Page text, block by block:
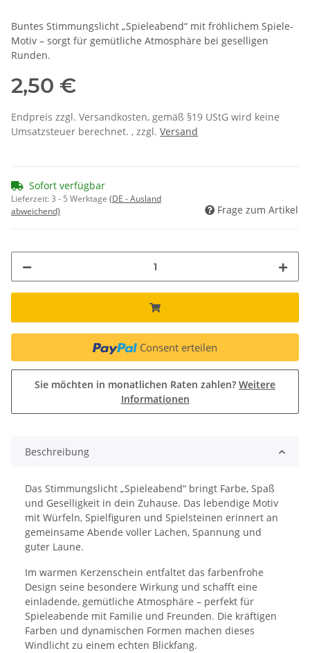
Buntes Stimmungslicht „Spieleabend“ mit fröhlichem Spiele-
Motiv – sorgt für gemütliche Atmosphäre bei geselligen
Runden.
2,50 €
Endpreis zzgl. Versandkosten, gemäß §19 UStG wird keine
Umsatzsteuer berechnet. , zzgl. Versand
Sofort verfügbar
Lieferzeit:3 - 5 Werktage (DE - Ausland
abweichend)
Frage zum Artikel
Consent erteilen
Sie möchten in monatlichen Raten zahlen? Weitere
Informationen
Beschreibung
Das Stimmungslicht „Spieleabend“ bringt Farbe, Spaß
und Geselligkeit in dein Zuhause. Das lebendige Motiv
mit Würfeln, Spielfiguren und Spielsteinen erinnert an
gemeinsame Abende voller Lachen, Spannung und
guter Laune.
Im warmen Kerzenschein entfaltet das farbenfrohe
Design seine besondere Wirkung und schafft eine
einladende, gemütliche Atmosphäre – perfekt für
Spieleabende mit Familie und Freunden. Die kräftigen
Farben und dynamischen Formen machen dieses
Windlicht zu einem echten Blickfang.